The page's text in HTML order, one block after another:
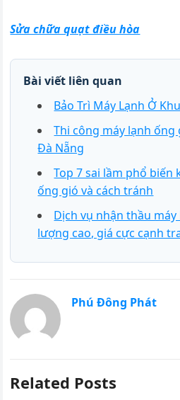
Sửa chữa quạt điều hòa
Bài viết liên quan
Bảo Trì Máy Lạnh Ở
Thi công máy lạnh
Đà Nẵng
Top 7 sai lầm phổ biến
ống gió và cách tránh
Dịch vụ nhận thầu
lượng cao, giá cực cạnh
Phú Đông Phát
Related Posts